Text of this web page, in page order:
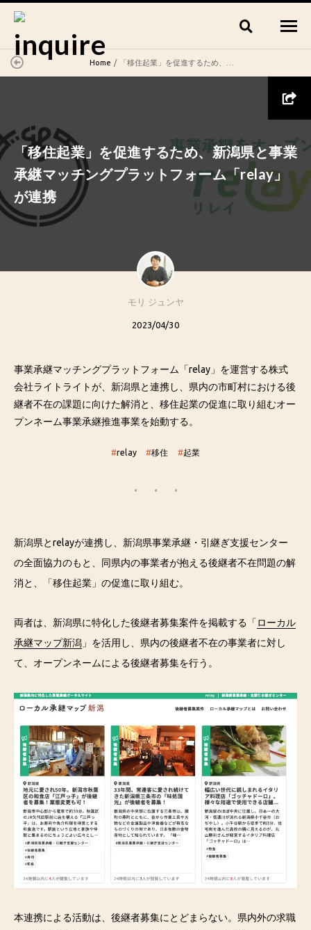
Home 「移住起業」を促進するため、新潟県と事業承継マッチングプラットフォーム「relay」が連携
「移住起業」を促進するため、新潟県と事業
承継マッチングプラットフォーム「relay」
が連携
モリ ジュンヤ
2023/04/30
事業承継マッチングプラットフォーム「relay」を運営する株式
会社ライトライトが、新潟県と連携し、県内の市町村における後
継者不在の課題に向けた解消と、移住起業の促進に取り組むオー
プンネーム事業承継推進事業を始動する。
#relay #移住 #起業
新潟県とrelayが連携し、新潟県事業承継・引継ぎ支援センター
の全面協力のもと、同県内の事業者が抱える後継者不在問題の解
消と、「移住起業」の促進に取り組む。
両者は、新潟県に特化した後継者募集案件を掲載する「 ローカル
承継マップ新潟 」を活用し、県内の後継者不在の事業者に対し
て、オープンネームによる後継者募集を行う。
本連携による活動は、後継者募集にとどまらない。県内外の求職